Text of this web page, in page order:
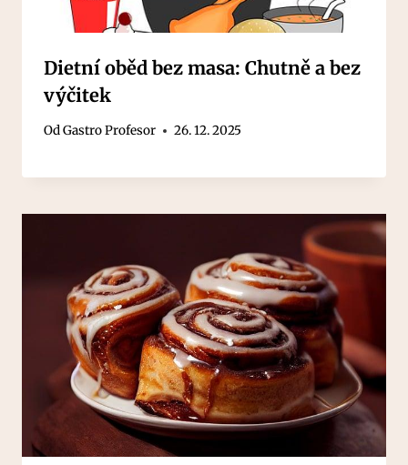
Dietní oběd bez masa: Chutně a bez
výčitek
OdGastro Profesor 26. 12. 2025